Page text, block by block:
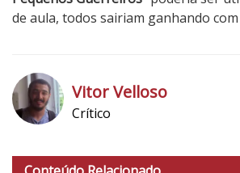
de aula, todos sairiam ganhando com
o
t
o
t
Vitor Velloso
Crítico